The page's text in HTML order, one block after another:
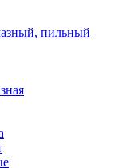
пильный